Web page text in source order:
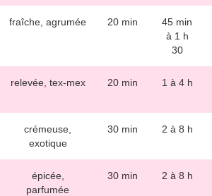
fraîche, agrumée 20 min
45 min
à 1 h
30
relevée, tex-mex 20 min 1 à 4 h
crémeuse,
exotique
30 min 2 à 8 h
épicée,
parfumée
30 min 2 à 8 h